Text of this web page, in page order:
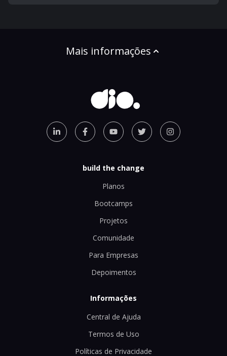
Mais informações
build the change
Planos
Bootcamps
Projetos
Comunidade
Para Empresas
Depoimentos
Informações
Central de Ajuda
Termos de Uso
Políticas de Privacidade